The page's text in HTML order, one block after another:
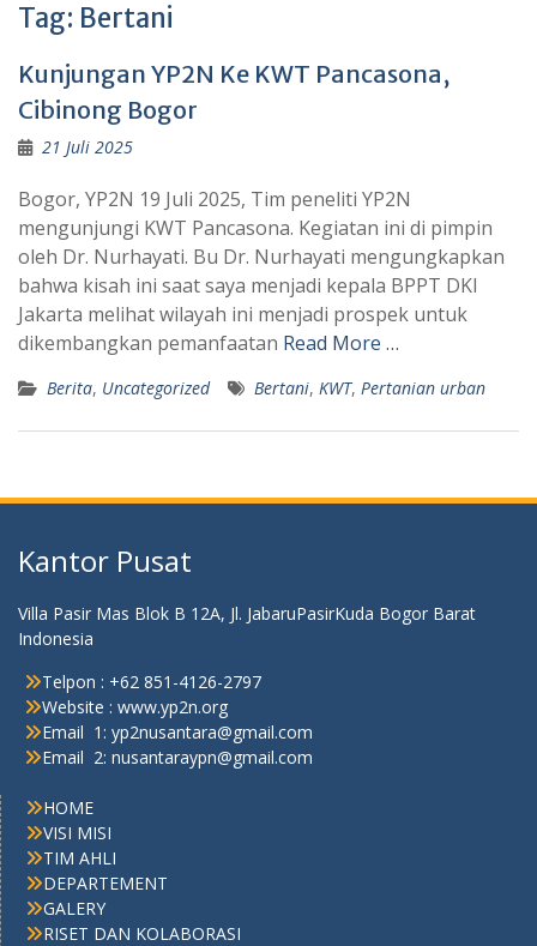
Tag: Bertani
Kunjungan YP2N Ke KWT Pancasona,
Cibinong Bogor
21 Juli 2025
Bogor, YP2N 19 Juli 2025, Tim peneliti YP2N
mengunjungi KWT Pancasona. Kegiatan ini di pimpin
oleh Dr. Nurhayati. Bu Dr. Nurhayati mengungkapkan
bahwa kisah ini saat saya menjadi kepala BPPT DKI
Jakarta melihat wilayah ini menjadi prospek untuk
dikembangkan pemanfaatan Read More …
Berita, Uncategorized Bertani, KWT, Pertanian urban
Kantor Pusat
Villa Pasir Mas Blok B 12A, Jl. JabaruPasirKuda Bogor Barat
Indonesia
Telpon : +62 851-4126-2797
Website : www.yp2n.org
Email 1: yp2nusantara@gmail.com
Email 2: nusantaraypn@gmail.com
HOME
VISI MISI
TIM AHLI
DEPARTEMENT
GALERY
RISET DAN KOLABORASI